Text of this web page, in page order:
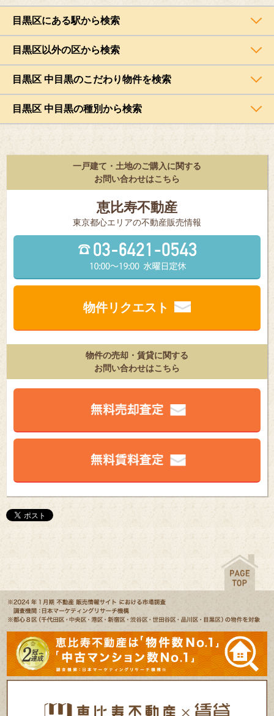
目黒区にある駅から検索
目黒区以外の区から検索
目黒区 中目黒のこだわり物件を検索
目黒区 中目黒の種別から検索
一戸建て・土地のご購入に関する
お問い合わせはこちら
恵比寿不動産
東京都⼼エリアの不動産販売情報
物件リクエスト
物件の売却・賃貸に関する
お問い合わせはこちら